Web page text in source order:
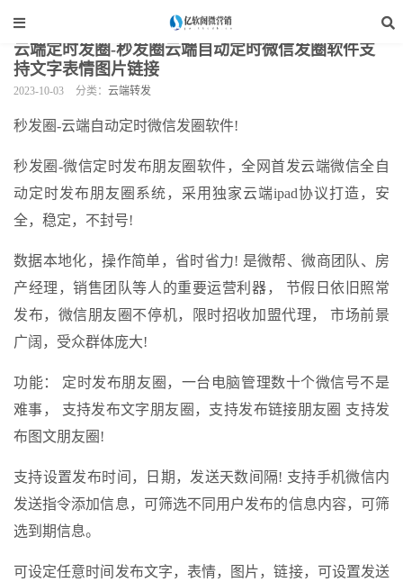
当前位置： 云端软件 > 云端转发
云端定时发圈-秒发圈云端自动定时微信发圈软件支
持文字表情图片链接
2023-10-03 分类： 云端转发
秒发圈-云端自动定时微信发圈软件!
秒发圈-微信定时发布朋友圈软件，全网首发云端微信全自
动定时发布朋友圈系统，采用独家云端ipad协议打造，安
全，稳定，不封号!
数据本地化，操作简单，省时省力! 是微帮、微商团队、房
产经理，销售团队等人的重要运营利器， 节假日依旧照常
发布，微信朋友圈不停机，限时招收加盟代理， 市场前景
广阔，受众群体庞大!
功能： 定时发布朋友圈，一台电脑管理数十个微信号不是
难事， 支持发布文字朋友圈，支持发布链接朋友圈 支持发
布图文朋友圈!
支持设置发布时间，日期，发送天数间隔! 支持手机微信内
发送指令添加信息，可筛选不同用户发布的信息内容，可筛
选到期信息。
可设定任意时间发布文字，表情，图片，链接，可设置发送